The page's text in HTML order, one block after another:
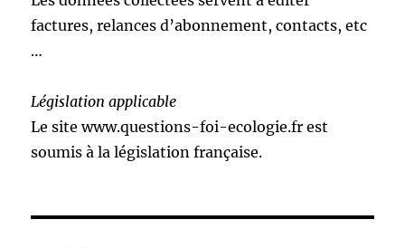
factures, relances d’abonnement, contacts, etc
…
Législation applicable
Le site www.questions-foi-ecologie.fr est
soumis à la législation française.